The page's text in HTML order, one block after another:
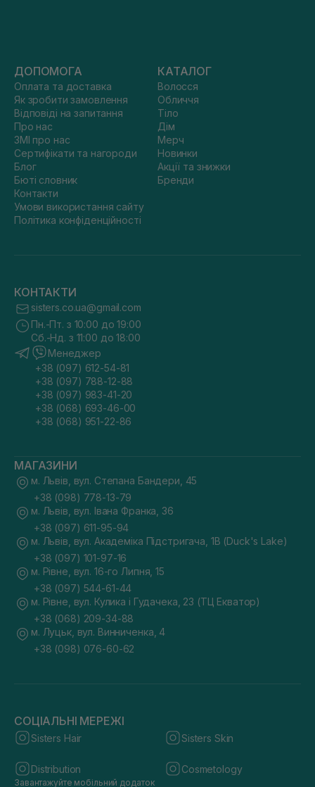
ДОПОМОГА
Оплата та доставка
Як зробити замовлення
Відповіді на запитання
Про нас
ЗМІ про нас
Сертифікати та нагороди
Блог
Бюті словник
Контакти
Умови використання сайту
Політика конфіденційності
КАТАЛОГ
Волосся
Обличчя
Тіло
Дім
Мерч
Новинки
Акції та знижки
Бренди
КОНТАКТИ
sisters.co.ua@gmail.com
Пн.-Пт. з 10:00 до 19:00
Сб.-Нд. з 11:00 до 18:00
Менеджер
+38 (097) 612-54-81
+38 (097) 788-12-88
+38 (097) 983-41-20
+38 (068) 693-46-00
+38 (068) 951-22-86
МАГАЗИНИ
м. Львів, вул. Степана Бандери, 45
+38 (098) 778-13-79
м. Львів, вул. Івана Франка, 36
+38 (097) 611-95-94
м. Львів, вул. Академіка Підстригача, 1В (Duck's Lake)
+38 (097) 101-97-16
м. Рівне, вул. 16-го Липня, 15
+38 (097) 544-61-44
м. Рівне, вул. Кулика і Гудачека, 23 (ТЦ Екватор)
+38 (068) 209-34-88
м. Луцьк, вул. Винниченка, 4
+38 (098) 076-60-62
СОЦІАЛЬНІ МЕРЕЖІ
Sisters Hair Sisters Skin
Distribution Cosmetology
Завантажуйте мобільний додаток